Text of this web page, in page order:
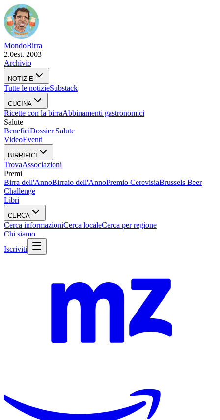
MondoBirra
2.0est. 2003
Archivio
NOTIZIE
Tutte le notizieSubstack
CUCINA
Ricette con la birraAbbinamenti gastronomici
Salute
BeneficiDossier Salute
VideoEventi
BIRRIFICI
TrovaAssociazioni
Premi
Birra dell'AnnoBirraio dell'AnnoPremio CerevisiaBrussels Beer
Challenge
Libri
CERCA
Cerca informazioniCerca localeCerca per regione
Chi siamo
Iscriviti